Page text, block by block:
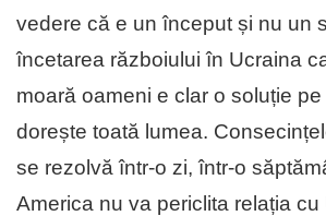
vedere că e un început și nu un
încetarea războiului în Ucraina
moară oameni e clar o soluție
dorește toată lumea.
se rezolvă într-o zi, într-o
America nu va periclita relația cu